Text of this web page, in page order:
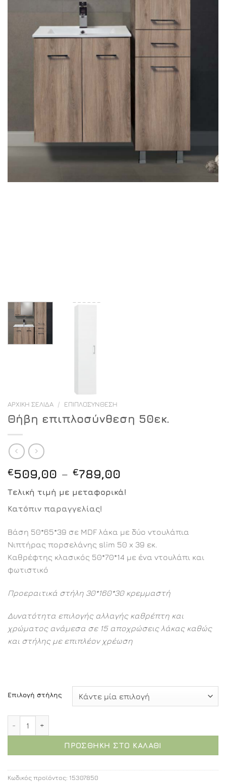
ΑΡΧΙΚΉ ΣΕΛΊΔΑ / ΕΠΙΠΛΟΣΎΝΘΕΣΗ
Θήβη επιπλοσύνθεση 50εκ.
€509,00 – €789,00
range:
€509,00
Τελική τιμή με μεταφορικά!
Κατόπιν παραγγελίας!
Βάση 50*65*39 σε MDF λάκα με δύο ντουλάπια
Νιπτήρας πορσελάνης slim 50 x 39 εκ.
Καθρέφτης κλασικός 50*70*14 με ένα ντουλάπι και
φωτιστικό
Προεραιτικά στήλη 30*160*30 κρεμμαστή
Δυνατότητα επιλογής αλλαγής καθρέπτη και
χρώματος ανάμεσα σε 15 αποχρώσεις λάκας καθώς
και στήλης με επιπλέον χρέωση
Επιλογή στήλης
ΠΡΟΣΘΉΚΗ ΣΤΟ ΚΑΛΆΘΙ
Κωδικός προϊόντος: 15307850